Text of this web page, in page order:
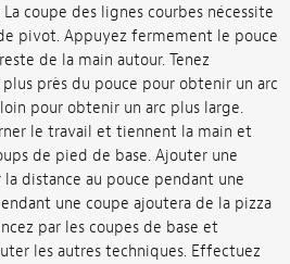
coupe des lignes courbes nécessite
pivot. Appuyez fermement le pouce
de la main autour. Tenez
près du pouce pour obtenir un arc
pour obtenir un arc plus large.
le travail et tiennent la main et
de pied de base. Ajouter une
distance au pouce pendant une
une coupe ajoutera de la pizza
par les coupes de base et
les autres techniques. Effectuez